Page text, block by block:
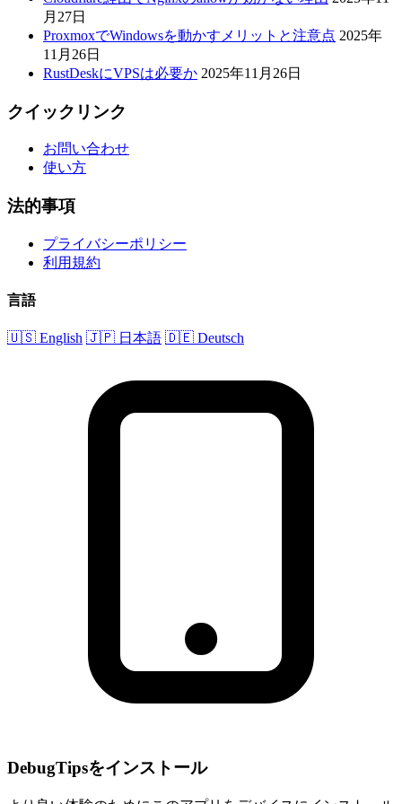
月27日
ProxmoxでWindowsを動かすメリットと注意点 2025年
11月26日
RustDeskにVPSは必要か 2025年11月26日
クイックリンク
お問い合わせ
使い方
法的事項
プライバシーポリシー
利用規約
言語
🇺🇸 English 🇯🇵 日本語 🇩🇪 Deutsch
DebugTipsをインストール